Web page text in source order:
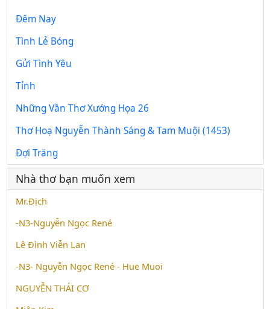
Đêm Nay
Tình Lẻ Bóng
Gửi Tình Yêu
Tỉnh
Những Vần Thơ Xướng Họa 26
Thơ Hoạ Nguyễn Thành Sáng & Tam Muội (1453)
Đợi Trăng
Nhà thơ bạn muốn xem
Mr.Địch
-N3-Nguyễn Ngọc René
Lê Đình Viễn Lan
-N3- Nguyễn Ngọc René - Hue Muoi
NGUYỄN THÁI CƠ